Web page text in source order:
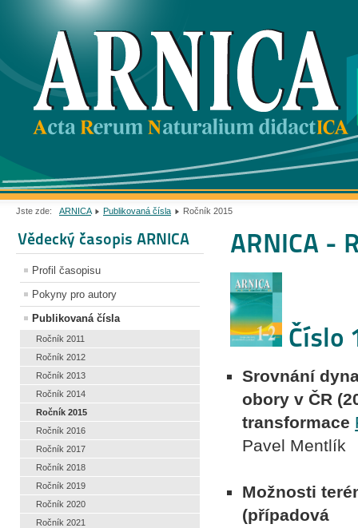
Jste zde: ARNICA Publikovaná čísla Ročník 2015
Vědecký časopis ARNICA
Profil časopisu
Pokyny pro autory
Publikovaná čísla
Ročník 2011
Ročník 2012
Ročník 2013
Ročník 2014
Ročník 2015
Ročník 2016
Ročník 2017
Ročník 2018
Ročník 2019
Ročník 2020
Ročník 2021
ARNICA -
Číslo
Srovnání
obory v ČR
transformace
Pavel Mentlík
Možnosti
(případová